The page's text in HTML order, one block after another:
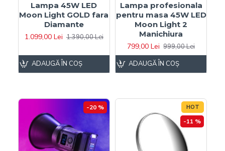
Lampa 45W LED
Moon Light GOLD fara
Diamante
1.099,00 Lei 1.390,00 Lei
ADAUGĂ ÎN COŞ
Lampa profesionala
pentru masa 45W LED
Moon Light 2
Manichiura
799,00 Lei 999,00 Lei
ADAUGĂ ÎN COŞ
-20 % HOT
-11 %